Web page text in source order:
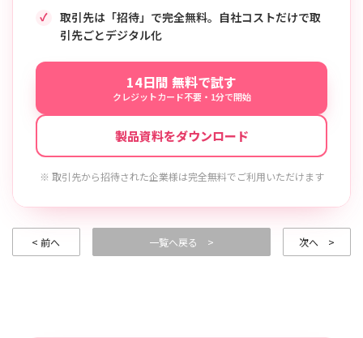
取引先は「招待」で完全無料。自社コストだけで取
引先ごとデジタル化
14日間 無料で試す
クレジットカード不要・1分で開始
製品資料をダウンロード
※ 取引先から招待された企業様は完全無料でご利用いただけます
< 前へ 一覧へ戻る > 次へ >